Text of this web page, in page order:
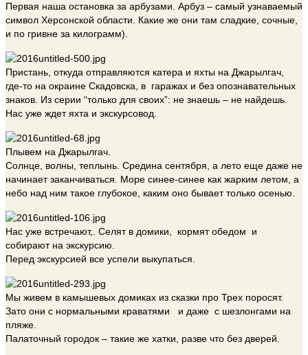
Первая наша остановка за арбузами. Арбуз – самый узнаваемый
символ Херсонской области. Какие же они там сладкие, сочные,
и по гривне за килограмм).
Пристань, откуда отправляются катера и яхты на Джарылгач,
где-то на окраине Скадовска, в гаражах и без опознавательных
знаков. Из серии “только для своих”: не знаешь – не найдешь.
Нас уже ждет яхта и экскурсовод.
Плывем на Джарылгач.
Солнце, волны, теплынь. Средина сентября, а лето еще даже не
начинает заканчиваться. Море синее-синее как жарким летом, а
небо над ним такое глубокое, каким оно бывает только осенью.
Нас уже встречают,. Селят в домики, кормят обедом и
собирают на экскурсию.
Перед экскурсией все успели выкупаться.
Мы живем в камышевых домиках из сказки про Трех поросят.
Зато они с нормальными краватями и даже с шезлонгами на
пляже.
Палаточный городок – такие же хатки, разве что без дверей.